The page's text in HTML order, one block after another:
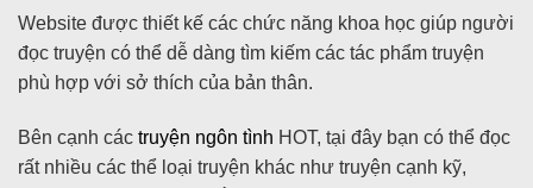
Website được thiết kế các chức năng khoa học giúp người
đọc truyện có thể dễ dàng tìm kiếm các tác phẩm truyện
phù hợp với sở thích của bản thân.
Bên cạnh các truyện ngôn tình HOT, tại đây bạn có thể đọc
rất nhiều các thể loại truyện khác như truyện cạnh kỹ,